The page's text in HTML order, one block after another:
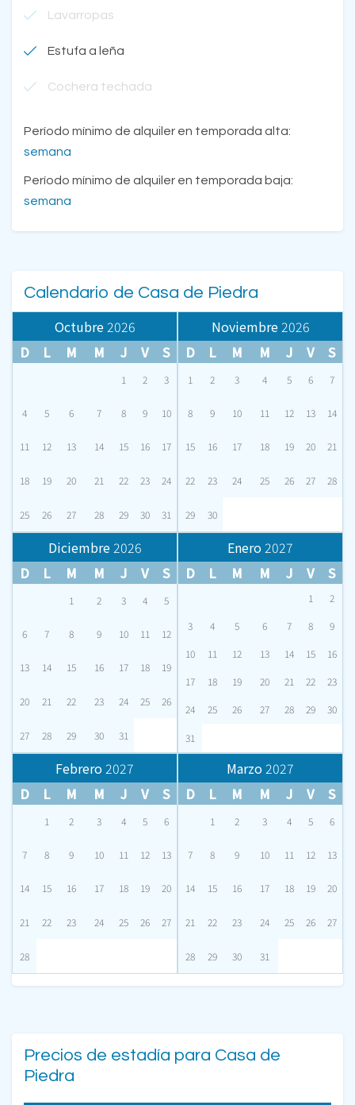
Lavarropas
Estufa a leña
Cochera techada
Período mínimo de alquiler en temporada alta:
semana
Período mínimo de alquiler en temporada baja:
semana
Calendario de Casa de Piedra
Octubre2026
D
L M M J V S
1 2 3
4 5 6 7 8 9 10
11 12 13 14 15 16 17
18 19 20 21 22 23 24
25 26 27 28 29 30 31
Noviembre2026
D
L M M J V S
1 2 3 4 5 6 7
8 9 10 11 12 13 14
15 16 17 18 19 20 21
22 23 24 25 26 27 28
29 30
Diciembre2026
D
L M M J V S
1 2 3 4 5
6 7 8 9 10 11 12
13 14 15 16 17 18 19
20 21 22 23 24 25 26
27 28 29 30 31
Enero2027
D
L M M J V S
1 2
3 4 5 6 7 8 9
10 11 12 13 14 15 16
17 18 19 20 21 22 23
24 25 26 27 28 29 30
31
Febrero2027
D
L M M J V S
1 2 3 4 5 6
7 8 9 10 11 12 13
14 15 16 17 18 19 20
21 22 23 24 25 26 27
28
Marzo2027
D
L M M J V S
1 2 3 4 5 6
7 8 9 10 11 12 13
14 15 16 17 18 19 20
21 22 23 24 25 26 27
28 29 30 31
Precios de estadía para Casa de
Piedra